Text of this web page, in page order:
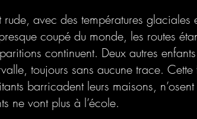
avec des températures glaciales
coupé du monde, les routes
continuent. Deux autres
toujours sans aucune trace.
barricadent leurs maisons,
ne vont plus à l’école.